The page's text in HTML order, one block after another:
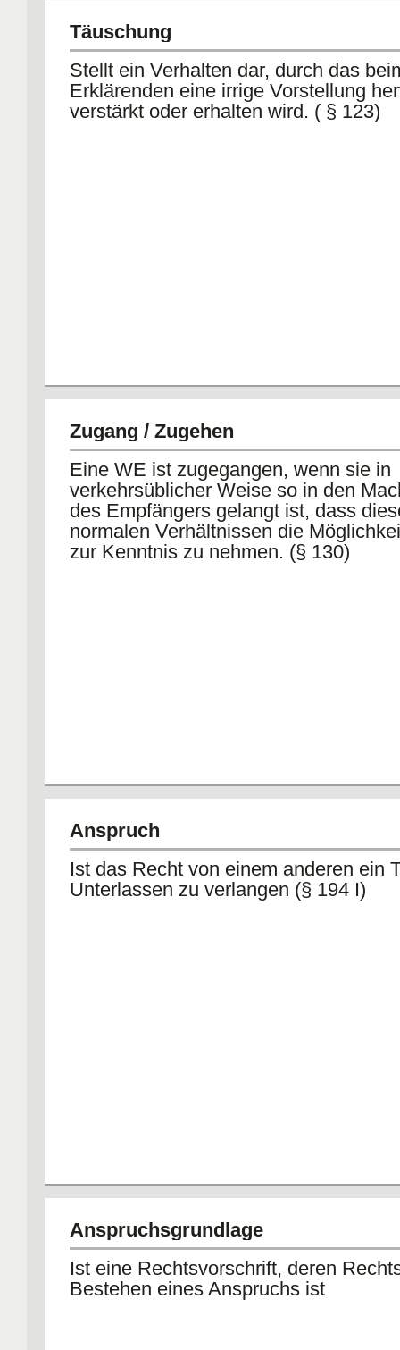
Täuschung
Stellt ein Verhalten dar, durch das
Erklärenden eine irrige Vorstellung
verstärkt oder erhalten wird. ( § 123)
Zugang / Zugehen
Eine WE ist zugegangen, wenn sie in
verkehrsüblicher Weise so in den
des Empfängers gelangt ist, dass
normalen Verhältnissen die
zur Kenntnis zu nehmen. (§ 130)
Anspruch
Ist das Recht von einem anderen ein
Unterlassen zu verlangen (§ 194 I)
Anspruchsgrundlage
Ist eine Rechtsvorschrift, deren
Bestehen eines Anspruchs ist